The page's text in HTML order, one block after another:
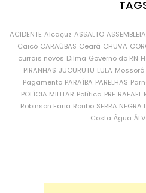
ACIDENTE Alcaçuz ASSALTO
Caicó CARAÚBAS Ceará CHUVA
currais novos Dilma Governo do RN
PIRANHAS JUCURUTU LULA Mossoró
Pagamento PARAÍBA PARELHAS
POLÍCIA MILITAR Política PRF RAFAEL
Robinson Faria Roubo SERRA NEGRA
Costa Água